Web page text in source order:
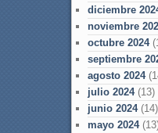
diciembre
noviembre
octubre 2024
septiembre
agosto 2024
julio 2024(13)
junio 2024(14)
mayo 2024